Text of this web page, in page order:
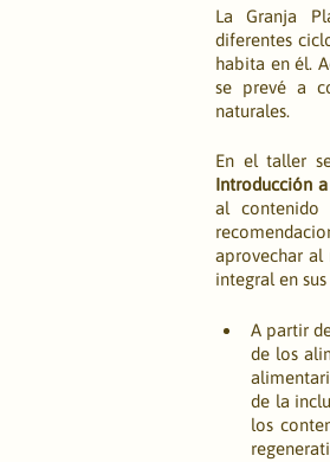
La Granja
diferentes
habita en él.
se prevé a
naturales.
Introducción
al contenido
aprovechar
integral en
A partir
de los
de la
los